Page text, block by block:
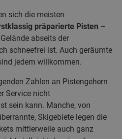
sich die meisten
präparierte Pisten –
abseits der
schneefrei ist. Auch geräumte
jedem willkommen.
Zahlen an Pistengehern
Service nicht
sein kann. Manche, von
Skigebiete legen die
mittlerweile auch ganz